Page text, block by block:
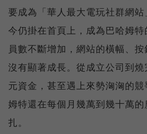
要成為「華人最大電玩社群網
今仍掛在首頁上，成為巴哈姆
員數不斷增加，網站的橫幅、
沒有顯著成長。從成立公司到
元資金，甚至遇上來勢洶洶的
姆特還在每個月幾萬到幾十萬
扎。